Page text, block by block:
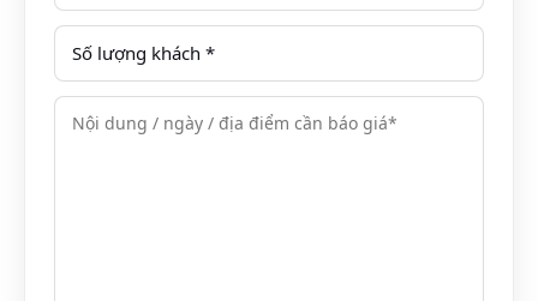
bởi một tập đoàn quốc tế tại vùng này. Tắm nắng trên
bãi biển riêng tư yên tĩnh, thả mình trong làn nước
trong như pha lê và đi picnic trên hòn …
XEM THÊM:
REVIEW (ĐÁNH GIÁ) KHÁCH SẠN
ANYA PREMIER QUY NHƠN HOTEL 5 SAO